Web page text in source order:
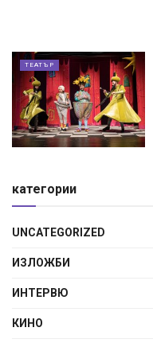
ТЕАТЪР
категории
UNCATEGORIZED
ИЗЛОЖБИ
ИНТЕРВЮ
КИНО